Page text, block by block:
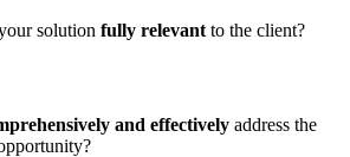
solution fully relevant to the client?
and effectively address the